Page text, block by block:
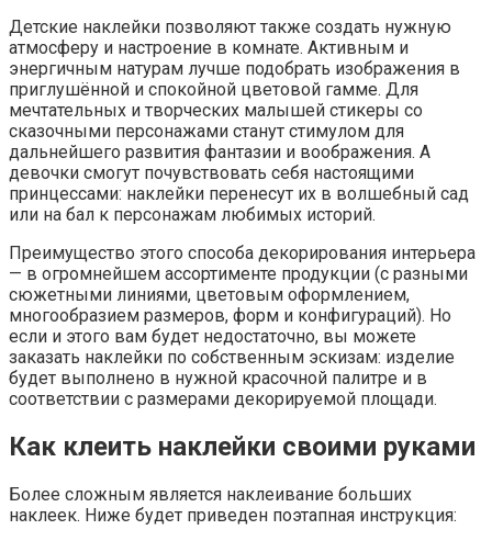
Детские наклейки позволяют также создать нужную
атмосферу и настроение в комнате. Активным и
энергичным натурам лучше подобрать изображения в
приглушённой и спокойной цветовой гамме. Для
мечтательных и творческих малышей стикеры со
сказочными персонажами станут стимулом для
дальнейшего развития фантазии и воображения. А
девочки смогут почувствовать себя настоящими
принцессами: наклейки перенесут их в волшебный сад
или на бал к персонажам любимых историй.
Преимущество этого способа декорирования интерьера
— в огромнейшем ассортименте продукции (с разными
сюжетными линиями, цветовым оформлением,
многообразием размеров, форм и конфигураций). Но
если и этого вам будет недостаточно, вы можете
заказать наклейки по собственным эскизам: изделие
будет выполнено в нужной красочной палитре и в
соответствии с размерами декорируемой площади.
Как клеить наклейки своими руками
Более сложным является наклеивание больших
наклеек. Ниже будет приведен поэтапная инструкция: